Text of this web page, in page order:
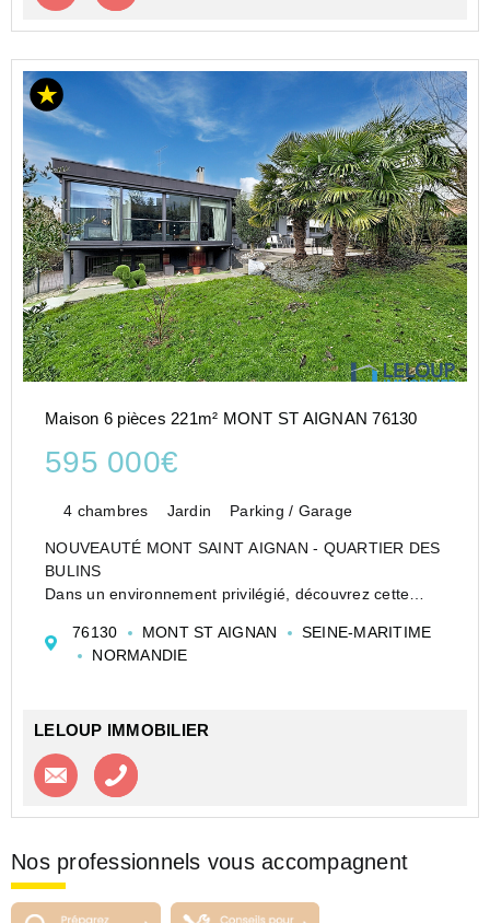
Maison 6 pièces 221m² MONT ST AIGNAN 76130
595 000€
4 chambres Jardin Parking / Garage
NOUVEAUTÉ MONT SAINT AIGNAN - QUARTIER DES
BULINS
Dans un environnement privilégié, découvrez cette
avec une allure contemporaine, développant 221 m²
habitables sur un beau terrain arboré de 1 333 m².
76130 MONT ST AIGNAN
SEINE-MARITIME
NORMANDIE
LELOUP IMMOBILIER
Contacter l'agence
Nos professionnels vous accompagnent